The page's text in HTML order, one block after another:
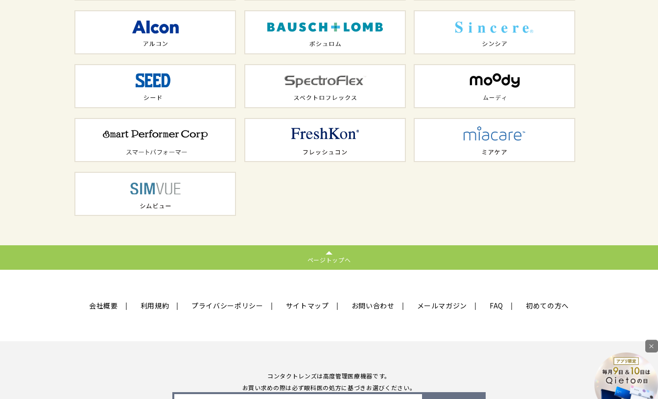
ページトップへ
会社概要 利用規約 プライバシーポリシー サイトマップ お問い合わせ メールマガジン FAQ 初めての方へ
コンタクトレンズは高度管理医療機器です。
お買い求めの際は必ず眼科医の処方に基づきお選びください。
×